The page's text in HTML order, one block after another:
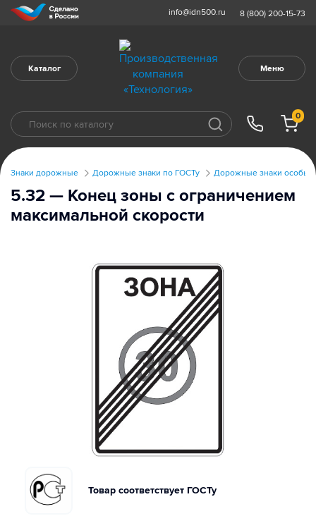
info@idn500.ru 8 (800) 200-15-73
Каталог Меню
0
Знаки дорожные Дорожные знаки по ГОСТу Дорожные знаки особых
5.32 — Конец зоны с ограничением
максимальной скорости
Товар соответствует ГОСТу